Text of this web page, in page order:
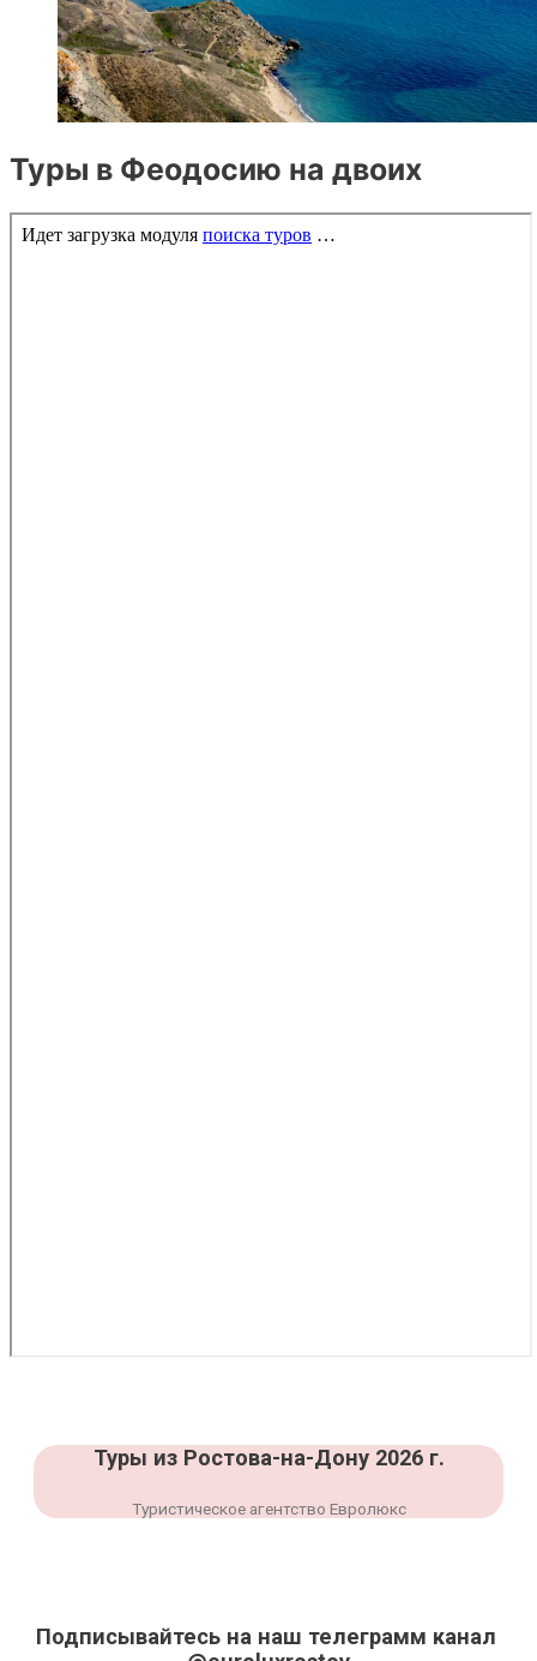
Туры в Феодосию на двоих
Туры из Ростова-на-Дону 2026 г.
Туристическое агентство Евролюкс
Подписывайтесь на наш телеграмм канал